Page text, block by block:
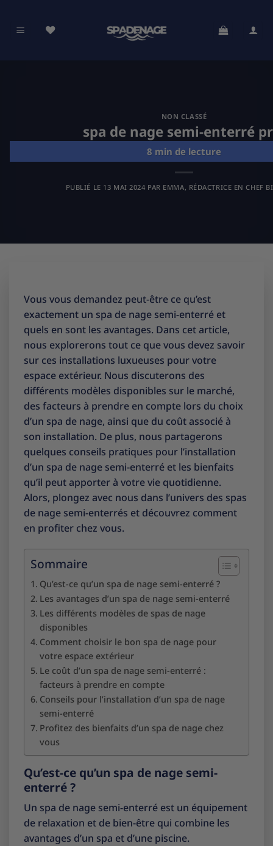
contenu
NON CLASSÉ
spa de nage semi-enterré
PUBLIÉ LE 13 MAI 2024 PAR EMMA, RÉDACTRICE EN CHEF
Vous vous demandez peut-être ce qu’est
exactement un spa de nage semi-enterré et
quels en sont les avantages. Dans cet article,
nous explorerons tout ce que vous devez savoir
sur ces installations luxueuses pour votre
espace extérieur. Nous discuterons des
différents modèles disponibles sur le marché,
des facteurs à prendre en compte lors du choix
d’un spa de nage, ainsi que du coût associé à
son installation. De plus, nous partagerons
quelques conseils pratiques pour l’installation
d’un spa de nage semi-enterré et les bienfaits
qu’il peut apporter à votre vie quotidienne.
Alors, plongez avec nous dans l’univers des spas
de nage semi-enterrés et découvrez comment
en profiter chez vous.
Sommaire
Qu’est-ce qu’un spa de nage semi-enterré ?
Les avantages d’un spa de nage semi-enterré
Les différents modèles de spas de nage
disponibles
Comment choisir le bon spa de nage pour
votre espace extérieur
Le coût d’un spa de nage semi-enterré :
facteurs à prendre en compte
Conseils pour l’installation d’un spa de nage
semi-enterré
Profitez des bienfaits d’un spa de nage chez
vous
Qu’est-ce qu’un spa de nage semi-
enterré ?
Un spa de nage semi-enterré est un équipement
de relaxation et de bien-être qui combine les
avantages d’un spa et d’une piscine.